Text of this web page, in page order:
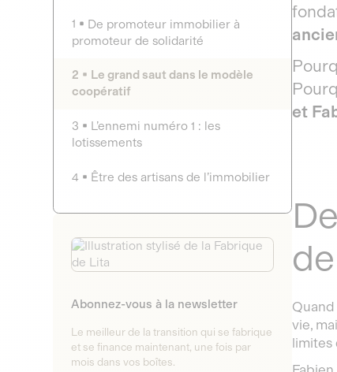
1
De promoteur immobilier à
promoteur de solidarité
2
Le grand saut dans le modèle
coopératif
3
L’ennemi numéro 1 : les
lotissements
4 Être des artisans de l’immobilier
Abonnez-vous à la newsletter
Le meilleur de la transition qui se fabrique
et se finance maintenant, une fois par
mois dans vos boîtes.
et
vie,
limites